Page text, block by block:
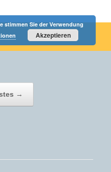
→
stimmen Sie der Verwendung
Akzeptieren